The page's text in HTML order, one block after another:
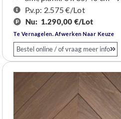
P.v.p: 2.575 €/Lot
Nu: 1.290,00 €/Lot
Te Vernagelen. Afwerken Naar Keuze
Bestel online / of vraag meer info